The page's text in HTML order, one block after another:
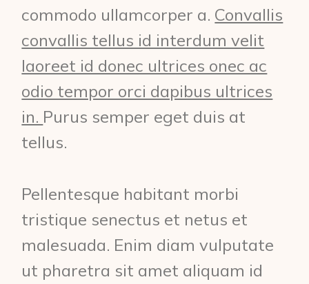
commodo ullamcorper a. Convallis
convallis tellus id interdum velit
laoreet id donec ultrices onec ac
odio tempor orci dapibus ultrices
in. Purus semper eget duis at
tellus.
Pellentesque habitant morbi
tristique senectus et netus et
malesuada. Enim diam vulputate
ut pharetra sit amet aliquam id